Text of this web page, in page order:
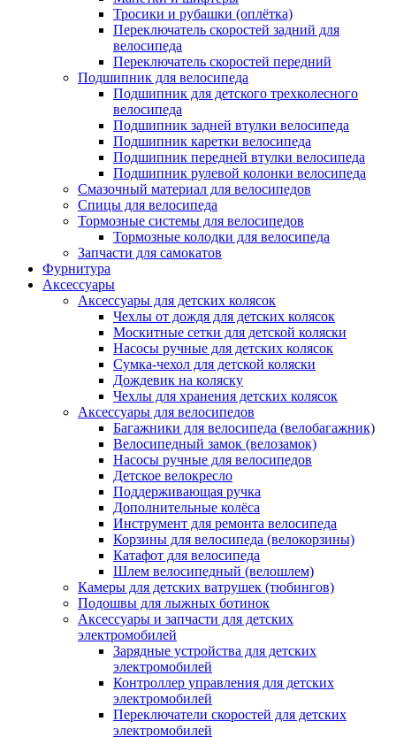
Тросики и рубашки (оплётка)
Переключатель скоростей задний для
велосипеда
Переключатель скоростей передний
Подшипник для велосипеда
Подшипник для детского трехколесного
велосипеда
Подшипник задней втулки велосипеда
Подшипник каретки велосипеда
Подшипник передней втулки велосипеда
Подшипник рулевой колонки велосипеда
Смазочный материал для велосипедов
Спицы для велосипеда
Тормозные системы для велосипедов
Тормозные колодки для велосипеда
Запчасти для самокатов
Фурнитура
Аксессуары
Аксессуары для детских колясок
Чехлы от дождя для детских колясок
Москитные сетки для детской коляски
Насосы ручные для детских колясок
Сумка-чехол для детской коляски
Дождевик на коляску
Чехлы для хранения детских колясок
Аксессуары для велосипедов
Багажники для велосипеда (велобагажник)
Велосипедный замок (велозамок)
Насосы ручные для велосипедов
Детское велокресло
Поддерживающая ручка
Дополнительные колёса
Инструмент для ремонта велосипеда
Корзины для велосипеда (велокорзины)
Катафот для велосипеда
Шлем велосипедный (велошлем)
Камеры для детских ватрушек (тюбингов)
Подошвы для лыжных ботинок
Аксессуары и запчасти для детских
электромобилей
Зарядные устройства для детских
электромобилей
Контроллер управления для детских
электромобилей
Переключатели скоростей для детских
электромобилей